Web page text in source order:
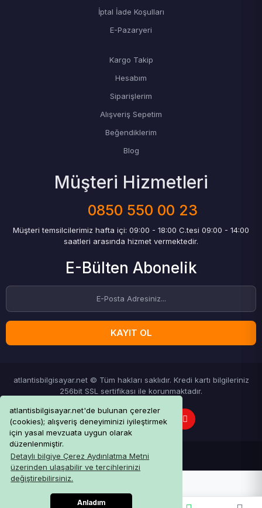
atlantisbilgisayar.net'de bulunan çerezler
(cookies); alışveriş deneyiminizi iyileştirmek
için yasal mevzuata uygun olarak
düzenlenmiştir.
Detaylı bilgiye Çerez Aydınlatma Metni
üzerinden ulaşabilir ve tercihlerinizi
değiştirebilirsiniz.
Anladım
İptal İade Koşulları
E-Pazaryeri
Kargo Takip
Hesabım
Siparişlerim
Alışveriş Sepetim
Beğendiklerim
Blog
Müşteri Hizmetleri
0850 550 00 23
Müşteri temsilcilerimiz hafta içi: 09:00 - 18:00 C.tesi 09:00 - 14:00
saatleri arasında hizmet vermektedir.
E-Bülten Abonelik
KAYIT OL
atlantisbilgisayar.net © Tüm hakları saklıdır. Kredi kartı bilgileriniz
256bit SSL sertifikası ile korunmaktadır.